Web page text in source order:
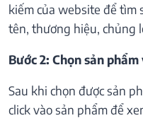
kiếm của website để tìm
tên, thương hiệu, chủng
Bước 2: Chọn sản
Sau khi chọn được sản
click vào sản phẩm để